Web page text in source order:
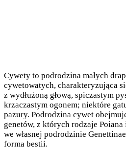
Cywety to podrodzina małych
cywetowatych, charakteryzująca
z wydłużoną głową, spiczastym
krzaczastym ogonem; niektóre
pazury. Podrodzina cywet
genetów, z których rodzaje
we własnej podrodzinie
forma bestii.